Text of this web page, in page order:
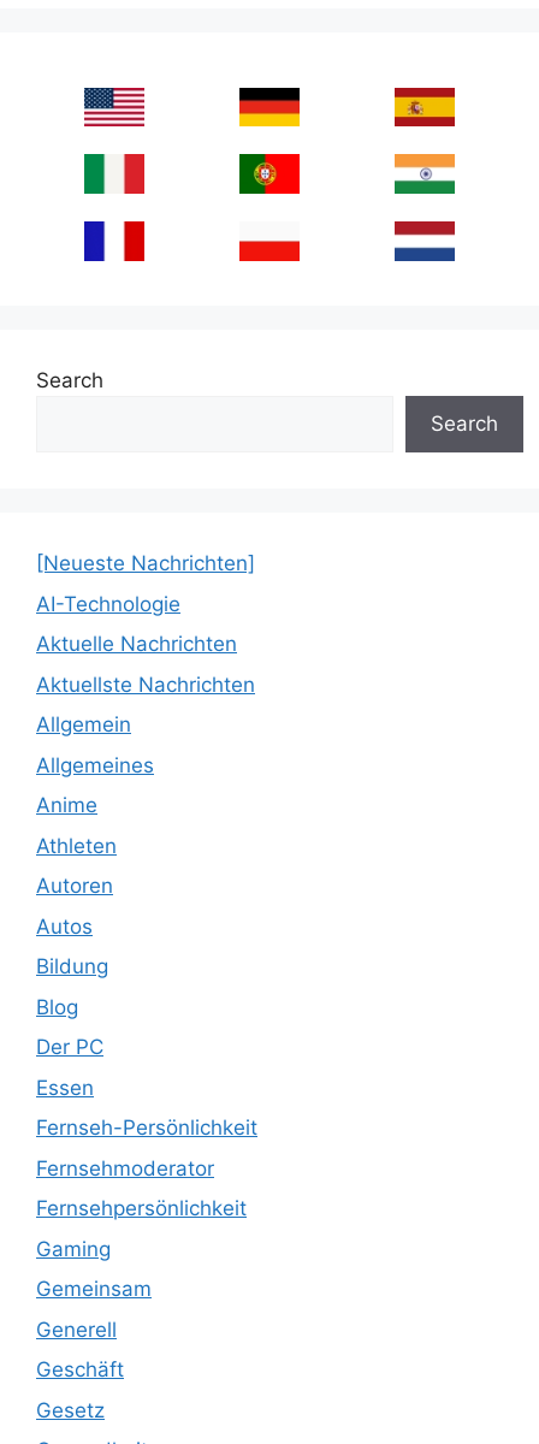
Search
Search
[Neueste Nachrichten]
AI-Technologie
Aktuelle Nachrichten
Aktuellste Nachrichten
Allgemein
Allgemeines
Anime
Athleten
Autoren
Autos
Bildung
Blog
Der PC
Essen
Fernseh-Persönlichkeit
Fernsehmoderator
Fernsehpersönlichkeit
Gaming
Gemeinsam
Generell
Geschäft
Gesetz